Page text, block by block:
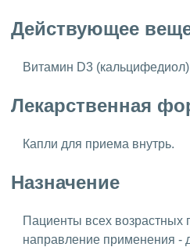
Действующее
Витамин D3
Лекарственная
Капли для приема внутрь.
Назначение
Пациенты всех возрастных
направление применения -